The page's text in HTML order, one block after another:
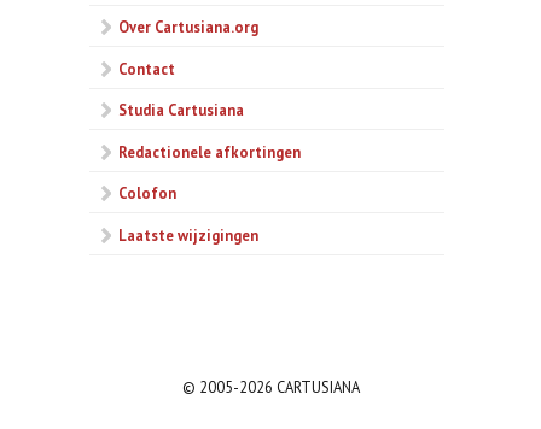
Over Cartusiana.org
Contact
Studia Cartusiana
Redactionele afkortingen
Colofon
Laatste wijzigingen
© 2005-2026 CARTUSIANA